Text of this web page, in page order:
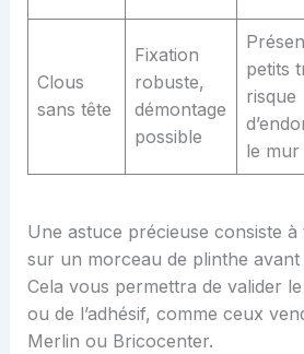
Clous
sans tête
Fixation
robuste,
démontage
possible
petits
risque
le mur
Une astuce précieuse consiste
sur un morceau de plinthe avant
Cela vous permettra de valider
ou de l’adhésif, comme ceux
Merlin ou Bricocenter.